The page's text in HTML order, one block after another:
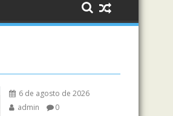
6 de agosto de 2026
admin
0